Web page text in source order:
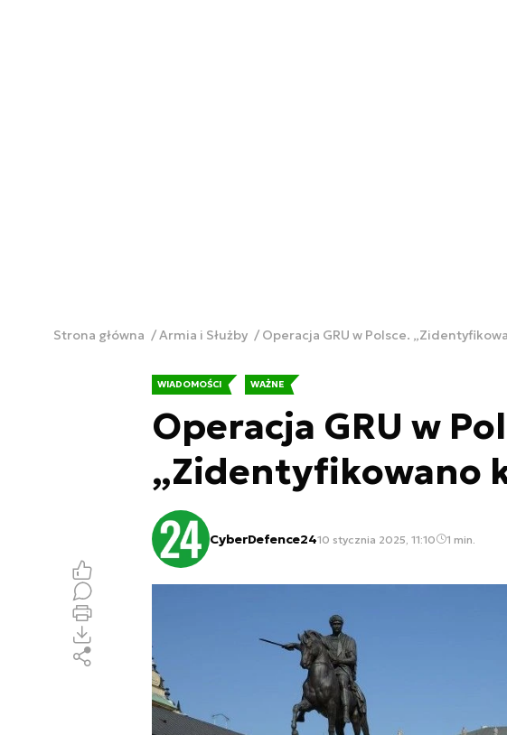
Strona główna Armia i Służby Operacja GRU w Polsce.
WIADOMOŚCI WAŻNE
Operacja GRU w
„Zidentyfikowano
CyberDefence2410 stycznia 2025, 11:10 1 min.